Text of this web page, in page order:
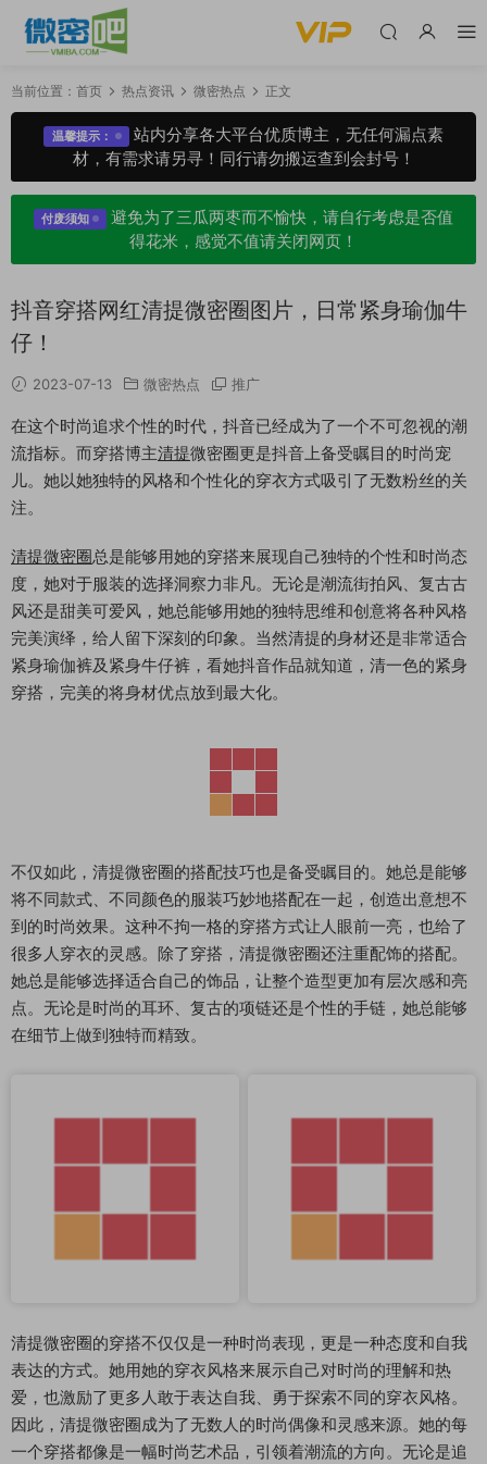
当前位置： 首页 热点资讯 微密热点 正文
温馨提示：
站内分享各大平台优质博主，无任何漏点素
材，有需求请另寻！同行请勿搬运查到会封号！
付废须知
避免为了三瓜两枣而不愉快，请自行考虑是否值
得花米，感觉不值请关闭网页！
抖音穿搭网红清提微密圈图片，日常紧身瑜伽牛
仔！
2023-07-13 微密热点 推广
在这个时尚追求个性的时代，抖音已经成为了一个不可忽视的潮
流指标。而穿搭博主清提微密圈更是抖音上备受瞩目的时尚宠
儿。她以她独特的风格和个性化的穿衣方式吸引了无数粉丝的关
注。
清提微密圈总是能够用她的穿搭来展现自己独特的个性和时尚态
度，她对于服装的选择洞察力非凡。无论是潮流街拍风、复古古
风还是甜美可爱风，她总能够用她的独特思维和创意将各种风格
完美演绎，给人留下深刻的印象。当然清提的身材还是非常适合
紧身瑜伽裤及紧身牛仔裤，看她抖音作品就知道，清一色的紧身
穿搭，完美的将身材优点放到最大化。
不仅如此，清提微密圈的搭配技巧也是备受瞩目的。她总是能够
将不同款式、不同颜色的服装巧妙地搭配在一起，创造出意想不
到的时尚效果。这种不拘一格的穿搭方式让人眼前一亮，也给了
很多人穿衣的灵感。除了穿搭，清提微密圈还注重配饰的搭配。
她总是能够选择适合自己的饰品，让整个造型更加有层次感和亮
点。无论是时尚的耳环、复古的项链还是个性的手链，她总能够
在细节上做到独特而精致。
清提微密圈的穿搭不仅仅是一种时尚表现，更是一种态度和自我
表达的方式。她用她的穿衣风格来展示自己对时尚的理解和热
爱，也激励了更多人敢于表达自我、勇于探索不同的穿衣风格。
因此，清提微密圈成为了无数人的时尚偶像和灵感来源。她的每
一个穿搭都像是一幅时尚艺术品，引领着潮流的方向。无论是追